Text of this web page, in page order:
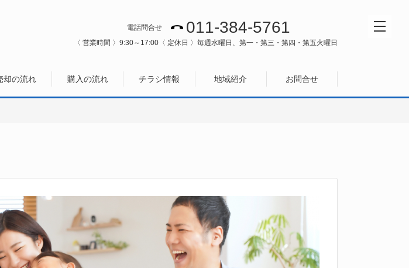
電話問合せ 011-384-5761
〈 営業時間 〉9:30～17:00 〈 定休日 〉毎週水曜日、第一・第三・第四・第五火曜日
却の流れ 購入の流れ チラシ情報 地域紹介 お問合せ